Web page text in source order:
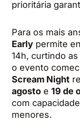
prioritária
Para os mais
Early permite
14h, curtindo
o evento
Scream Night
agosto e 19 de
com
menores.